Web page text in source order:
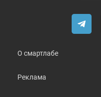
О смартлабе
Реклама